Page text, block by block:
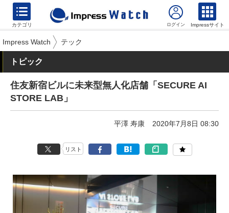
カテゴリ Impressサイト
Impress Watch テック
トピック
住友新宿ビルに未来型無人化店舗「SECURE AI
STORE LAB」
平澤 寿康 2020年7月8日 08:30
リスト